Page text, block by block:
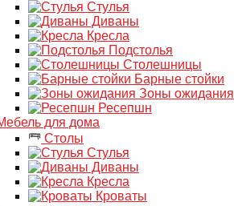
Стулья
Диваны
Кресла
Подстолья
Столешницы
Барные стойки
Зоны ожидания
Ресепшн
для дома
Столы
Стулья
Диваны
Кресла
Кроваты